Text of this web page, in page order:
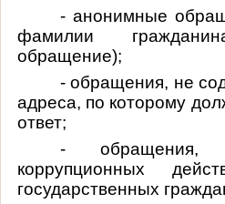
- анонимные
фамилии
обращение);
- обращения, не
адреса, по которому
ответ;
- обращения,
коррупционных
государственных